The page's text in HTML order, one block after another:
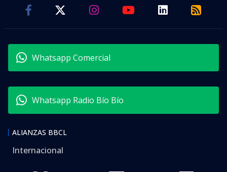
Whatsapp Comercial
Whatsapp Radio Bío Bío
ALIANZAS BBCL
Internacional